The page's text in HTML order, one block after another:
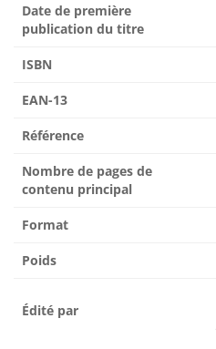
Date de première
publication du titre
ISBN
EAN-13
Référence
Nombre de pages de
contenu principal
Format
Poids
Édité par